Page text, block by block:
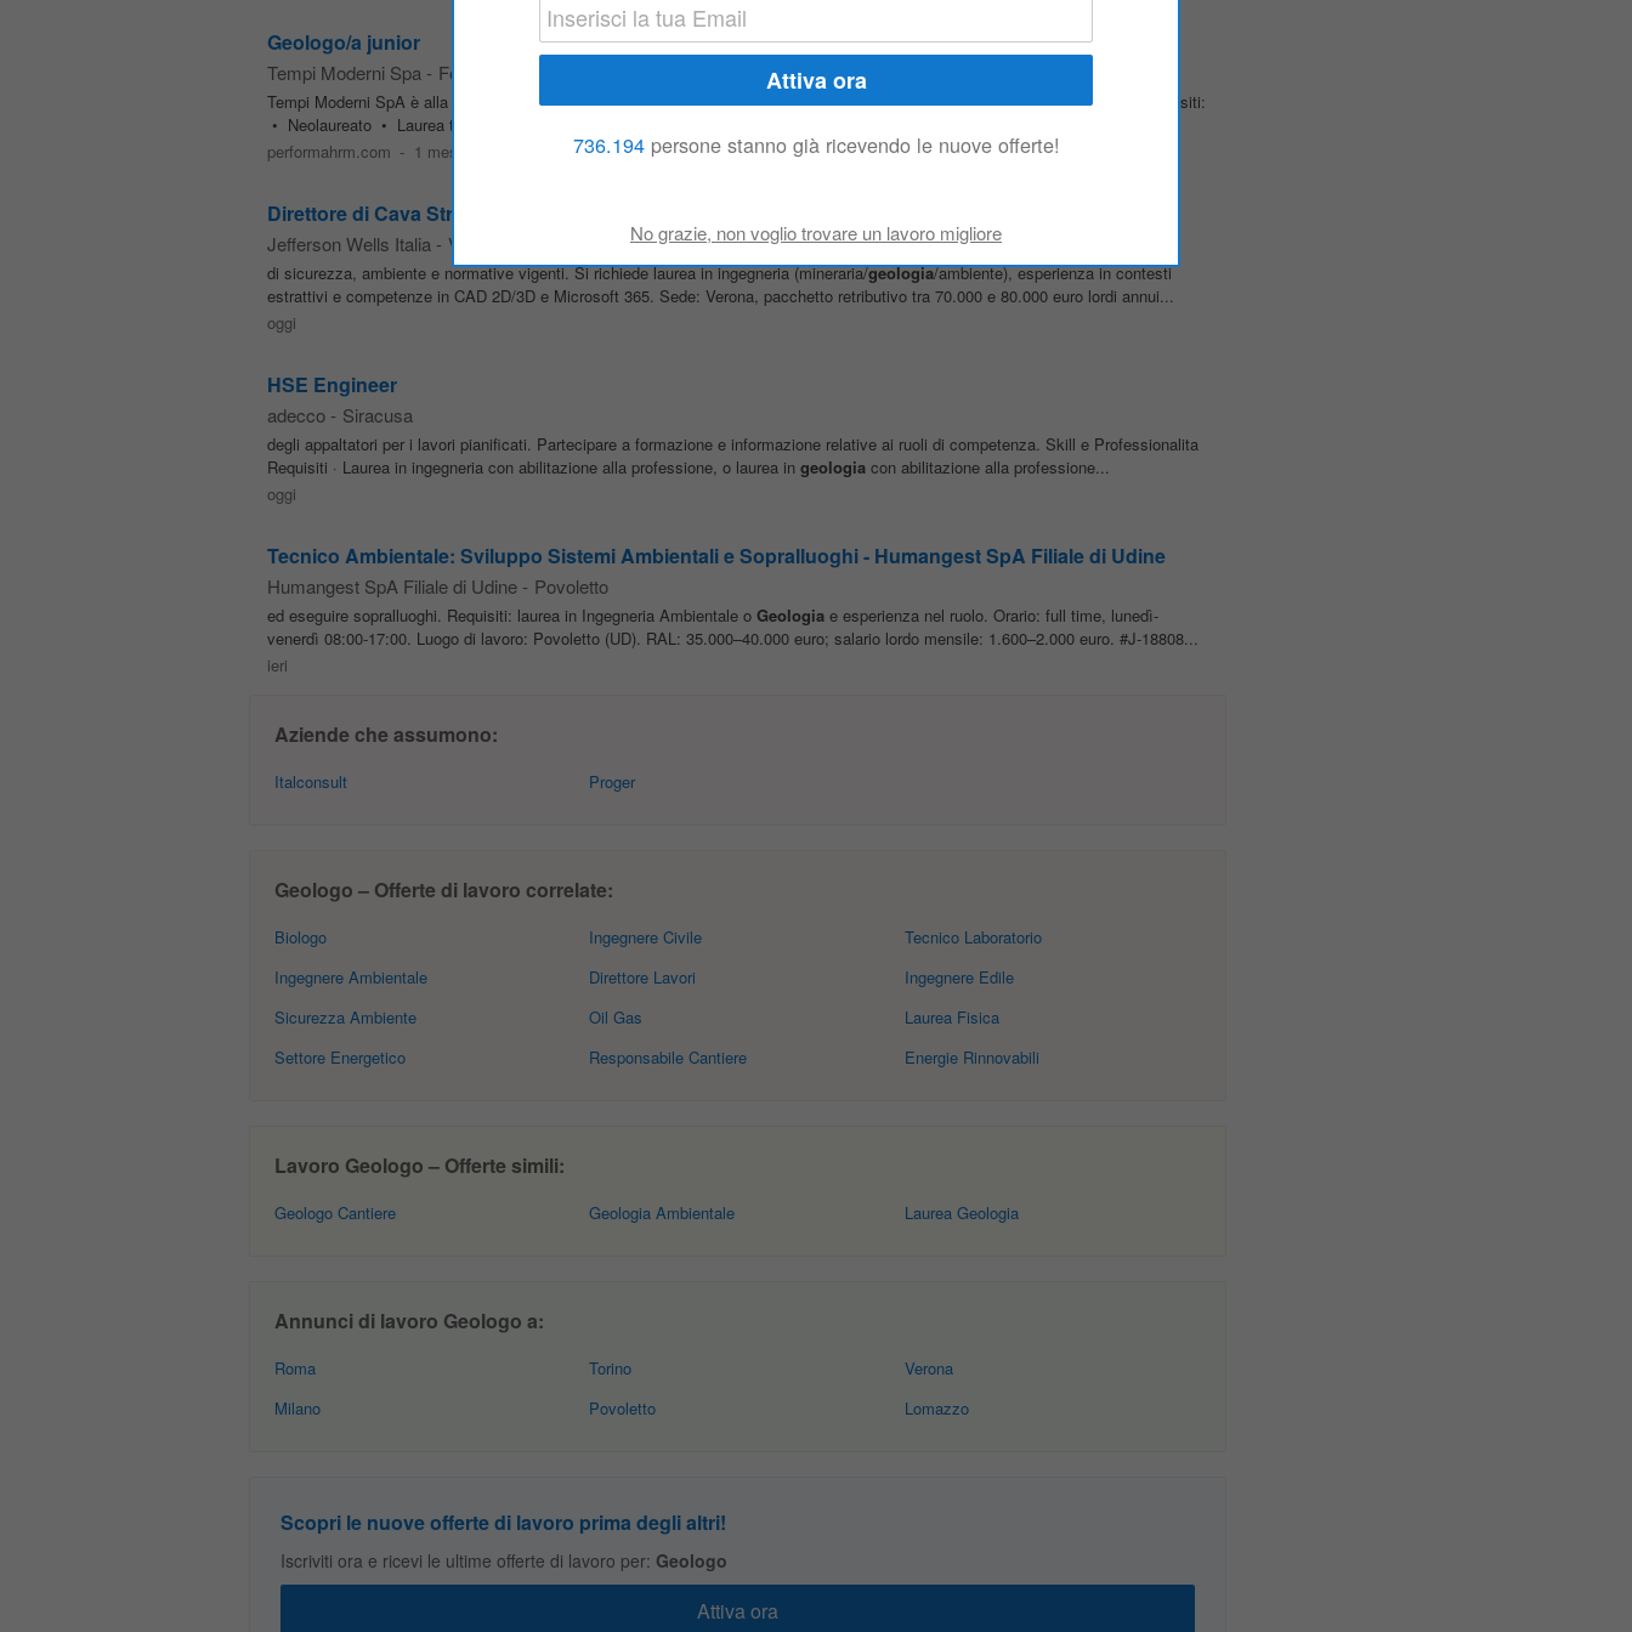
Geologo/a junior
Tempi Moderni Spa - Ferrara
Tempi Moderni SpA è alla ricerca per un importate azienda del territorio ferrarese e italiano di un/unaGEOLOGO/A JUNIOR Requisiti:
• Neolaureato • Laurea triennale in scienze geologiche • Preferibile laurea magistrale di specializzazione...
performahrm.com - 1 mese fa
Direttore di Cava Strategico (Verona) - Verona, Veneto, Italy
Jefferson Wells Italia - Verona
di sicurezza, ambiente e normative vigenti. Si richiede laurea in ingegneria (mineraria/geologia/ambiente), esperienza in contesti
estrattivi e competenze in CAD 2D/3D e Microsoft 365. Sede: Verona, pacchetto retributivo tra 70.000 e 80.000 euro lordi annui...
oggi
HSE Engineer
adecco - Siracusa
degli appaltatori per i lavori pianificati. Partecipare a formazione e informazione relative ai ruoli di competenza. Skill e Professionalita
Requisiti · Laurea in ingegneria con abilitazione alla professione, o laurea in geologiacon abilitazione alla professione...
oggi
Tecnico Ambientale: Sviluppo Sistemi Ambientali e Sopralluoghi - Humangest SpA Filiale di Udine
Humangest SpA Filiale di Udine - Povoletto
ed eseguire sopralluoghi. Requisiti: laurea in Ingegneria Ambientale o Geologiae esperienza nel ruolo. Orario: full time, lunedì-
venerdì 08:00-17:00. Luogo di lavoro: Povoletto (UD). RAL: 35.000–40.000 euro; salario lordo mensile: 1.600–2.000 euro. #J-18808...
ieri
Aziende che assumono:
Italconsult Proger
Geologo – Offerte di lavoro correlate:
Biologo
Ingegnere Ambientale
Sicurezza Ambiente
Settore Energetico
Ingegnere Civile
Direttore Lavori
Oil Gas
Responsabile Cantiere
Tecnico Laboratorio
Ingegnere Edile
Laurea Fisica
Energie Rinnovabili
Lavoro Geologo – Offerte simili:
Geologo Cantiere Geologia Ambientale Laurea Geologia
Annunci di lavoro Geologo a:
Roma
Milano
Torino
Povoletto
Verona
Lomazzo
Scopri le nuove offerte di lavoro prima degli altri!
Iscriviti ora e ricevi le ultime offerte di lavoro per: Geologo
736.194persone stanno già ricevendo le nuove offerte!